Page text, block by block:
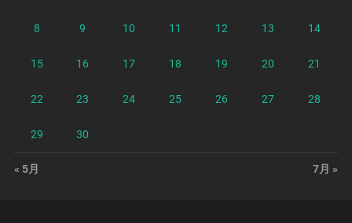
8 9 10 11 12 13 14
15 16 17 18 19 20 21
22 23 24 25 26 27 28
29 30
« 5月 7月 »